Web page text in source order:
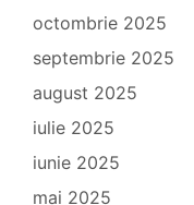
octombrie 2025
septembrie 2025
august 2025
iulie 2025
iunie 2025
mai 2025